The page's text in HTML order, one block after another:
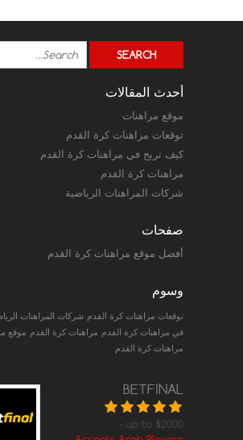
أحدث المقالات
موقع مراهنات
توقعات مراهنات كرة القدم
كيف تربح في مراهنات كرة القدم
مراهنات كرة القدم
شركات المراهنات الرياضية
صفحات
أفضل موقع مراهنات كرة القدم
وسوم
توقعات مراهنات كرة القدم شركات المراهنات
في مراهنات كرة القدم مراهنات كرة القدم موقع
مراهنات كرة القدم
BETFINAL
up to $2000.-